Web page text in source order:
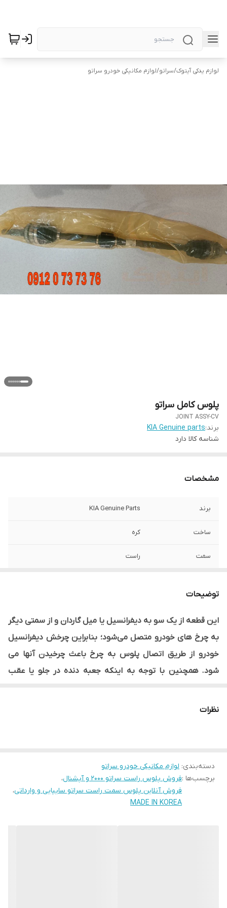
لوازم یدکی آیتوک/سراتو/لوازم مکانیکی خودرو سراتو
پلوس کامل سراتو
JOINT ASSY-CV
برند:KIA Genuine parts
شناسه کالا دارد
مشخصات
برند KIA Genuine Parts
ساخت کره
سمت راست
نوع محصول وارداتی
توضیحات
این قطعه از یک سو به دیفرانسیل یا میل گاردان و از سمتی دیگر
به چرخ های خودرو متصل می‌شود؛ بنابراین چرخش دیفرانسیل
خودرو از طریق اتصال پلوس به چرخ باعث چرخیدن آنها می
شود. همچنین با توجه به اینکه جعبه دنده در جلو یا عقب
است.
تغییرات باعث شده است که ضریب انتقال نیرو در پلوس های
جدید نسبت به انواع قدیمی تر آن بیشتر باشد.
پلوس از قسمت های مختلفی تشکیل شده است؛ قسمت
نظرات
دسته‌بندی: لوازم مکانیکی خودرو سراتو
برچسب‌ها :فروش پلوس راست سراتو 2000 و آپشنال
،
فروش آنلاین پلوس سمت راست سراتو سایپایی و وارداتی،
MADE IN KOREA